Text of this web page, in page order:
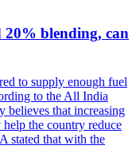
20% blending, can
to supply enough fuel
to the All India
that increasing
the country reduce
stated that with the